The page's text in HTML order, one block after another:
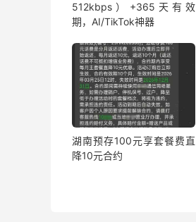
512kbps）+365天有效
期，AI/TikTok神器
湖南预存100元享套餐费直
降10元合约